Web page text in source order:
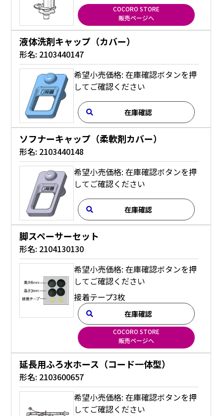
COCORO STORE
販売ページへ
液体洗剤キャップ（カバー）
形名: 2103440147
希望小売価格: 在庫確認ボタンを押
してご確認ください
在庫確認
ソフナーキャップ（柔軟剤カバー）
形名: 2103440148
希望小売価格: 在庫確認ボタンを押
してご確認ください
在庫確認
脚スペーサーセット
形名: 2104130130
希望小売価格: 在庫確認ボタンを押
してご確認ください
接着テープ3枚
在庫確認
COCORO STORE
販売ページへ
延長用ふろ水ホース（コード一体型）
形名: 2103600657
希望小売価格: 在庫確認ボタンを押
してご確認ください